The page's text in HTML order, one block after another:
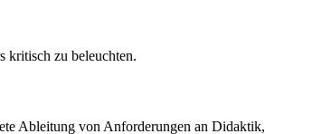
kritisch zu beleuchten.
Ableitung von Anforderungen an Didaktik,